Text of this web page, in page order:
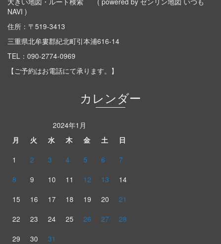
NAVI )
住所：〒519-3413
三重県北牟婁郡紀北町引本浦616-14
TEL： 090-2774-0969
【ご予約はお電話にて承ります。】
カレンダー
2024年1月
月
火 水 木 金 土
日
1
2 3 4 5 6
7
8
9 10 11 12 13
14
15
16 17 18 19 20
21
22
23 24 25 26 27
28
29
30
31